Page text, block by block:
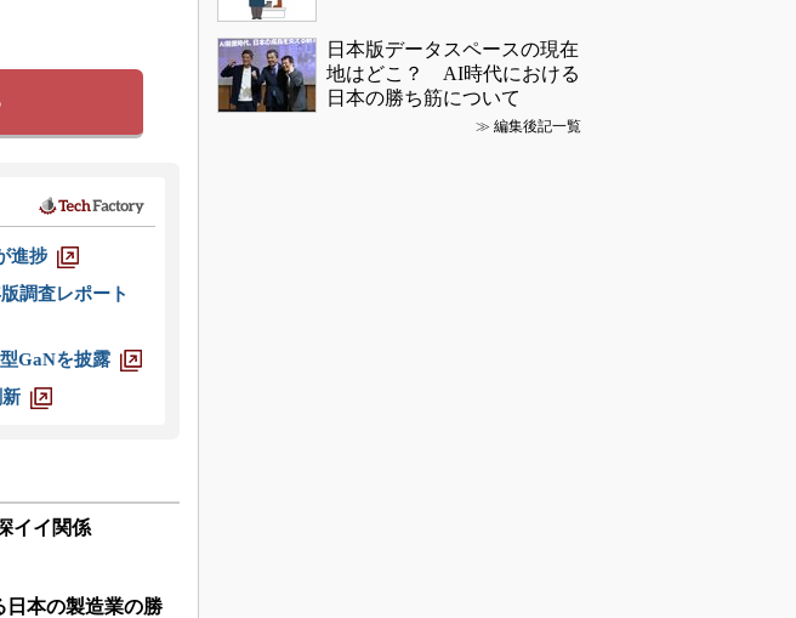
進捗
調査レポート
GaNを披露
イイ関係
日本の製造業の勝
日本版データスペースの現在
地はどこ？ AI時代における
日本の勝ち筋について
≫ 編集後記一覧